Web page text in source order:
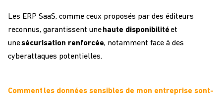
Les ERP SaaS, comme ceux proposés par des éditeurs
reconnus, garantissent une haute disponibilité et
unesécurisation renforcée, notamment face à des
cyberattaques potentielles.
Comment les données sensibles de mon entreprise sont-